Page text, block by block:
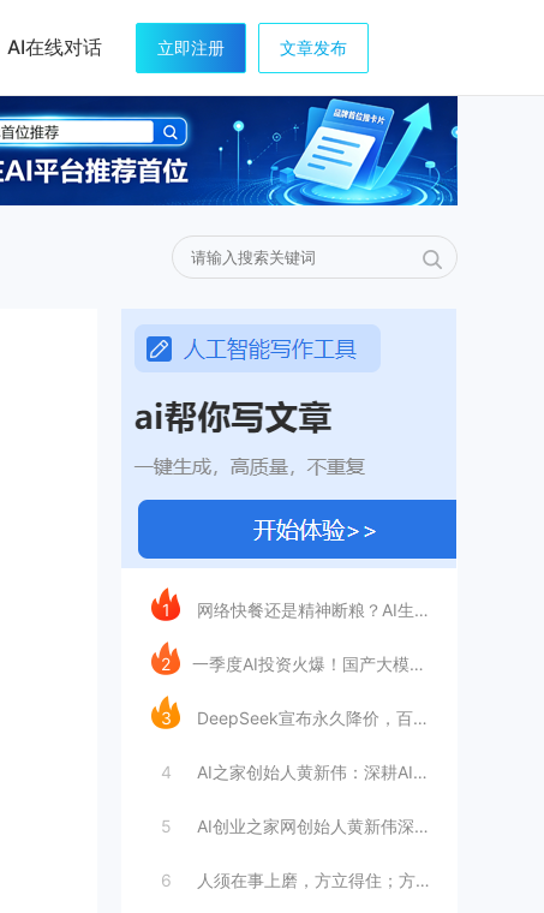
AI在线对话 立即注册 文章发布
今日推荐
1 网络快餐还是精神断粮？AI生成文章已全面
2 ​一季度AI投资火爆！国产大模型融资额暴
3 DeepSeek宣布永久降价，百万Tok
4 AI之家创始人黄新伟：深耕AI创业赛道，
5 AI创业之家网创始人黄新伟深耕AI创业赛
6 人须在事上磨，方立得住；方能静亦定，动亦